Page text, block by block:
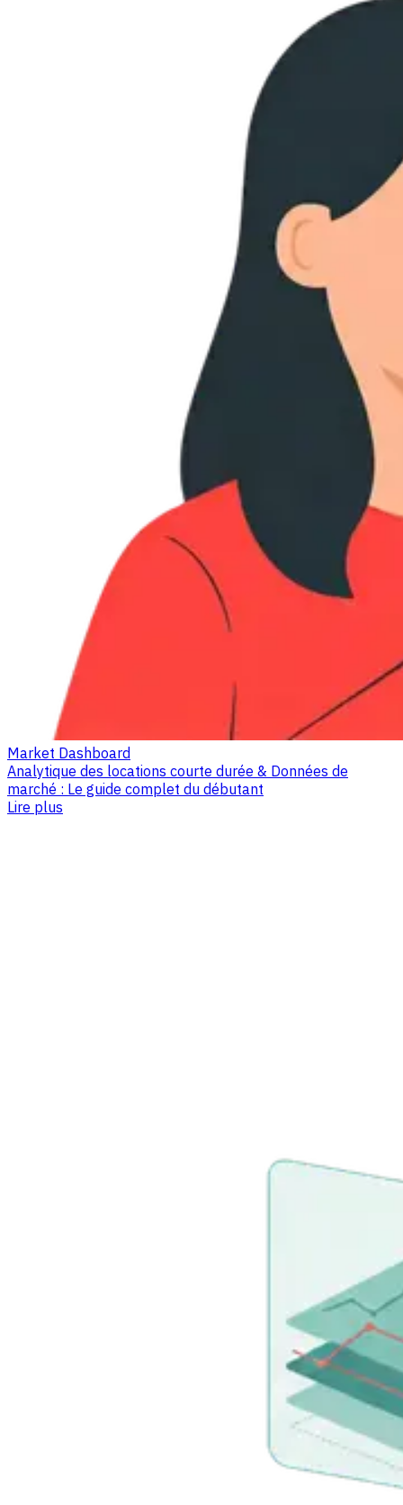
Market Dashboard
Analytique des locations courte durée & Données de
marché : Le guide complet du débutant
Lire plus